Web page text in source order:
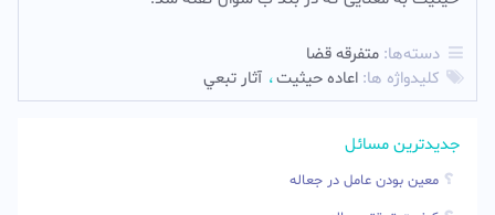
دسته‌ها: متفرقه قضا
کلیدواژه ها: اعاده حيثيت آثار تبعي
جدیدترین مسائل
معین بودن عامل در جعاله